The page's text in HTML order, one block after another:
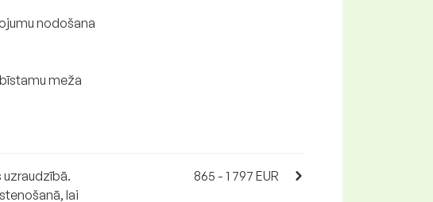
nodošana
meža
lai
865 - 1 797 EUR